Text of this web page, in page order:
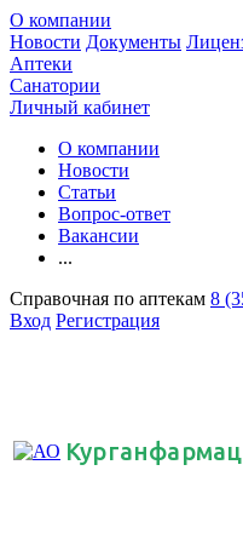
О компании
Новости Документы
Аптеки
Санатории
Личный кабинет
О компании
Новости
Статьи
Вопрос-ответ
Вакансии
...
Справочная по аптекам 8
Вход Регистрация